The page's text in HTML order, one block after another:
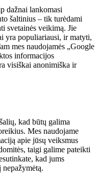
dažnai lankomasi
šaltinius – tik turėdami
svetainės veikimą. Jie
yra populiariausi, ir matyti,
mes naudojamės „Google
informacijos
visiškai anonimiška ir
kad būtų galima
Mes naudojame
apie jūsų veiksmus
taigi galime pateikti
kad jums